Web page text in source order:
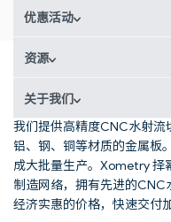
优惠活动
资源
关于我们
我们提供高精度CNC水射
铝、钢、铜等材质的金属板
成大批量生产。Xometry
制造网络，拥有先进的
经济实惠的价格，快速交付